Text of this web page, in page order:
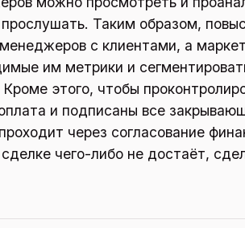
Таким образом,
с клиентами, а
им метрики и
этого, чтобы
и подписаны все
через согласование
чего-либо не достаёт,